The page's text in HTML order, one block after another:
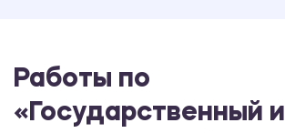
Работы по
«Государственный и